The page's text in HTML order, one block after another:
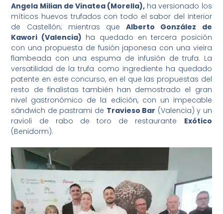
Angela Milian de Vinatea (Morella), ha versionado los
míticos huevos trufados con todo el sabor del interior
de Castellón; mientras queAlberto González de
Kawori (Valencia) ha quedado en tercera posición
con una propuesta de fusión japonesa con una vieira
flambeada con una espuma de infusión de trufa. La
versatilidad de la trufa como ingrediente ha quedado
patente en este concurso, en el que las propuestas del
resto de finalistas también han demostrado el gran
nivel gastronómico de la edición, con un impecable
sándwich de pastrami de Travieso Bar (Valencia) y un
ravioli de rabo de toro de restaurante Exótico
(Benidorm).